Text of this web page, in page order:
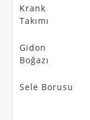
Krank
Takımı
Gidon
Boğazı
Sele Borusu